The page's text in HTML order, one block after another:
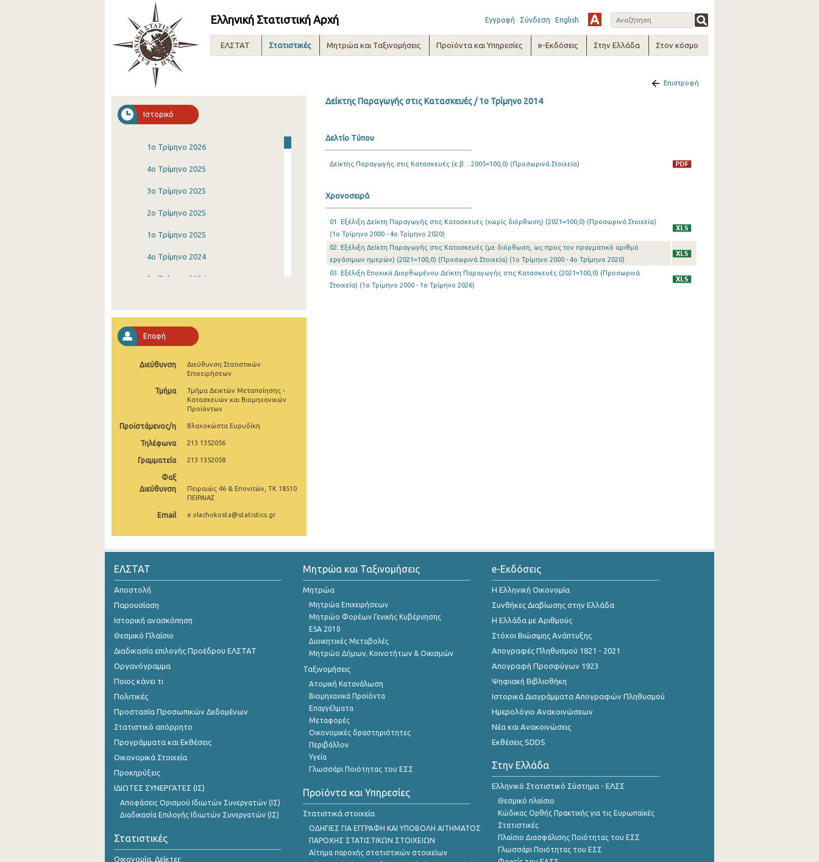
Ελληνική Στατιστική Αρχή Εγγραφή Σύνδεση English
ΕΛΣΤΑΤ Στατιστικές Μητρώα και Ταξινομήσεις Προϊόντα και Υπηρεσίες e-Εκδόσεις Στην Ελλάδα Στον κόσμο
Ιστορικό
1o Τρίμηνο 2026
4o Τρίμηνο 2025
3o Τρίμηνο 2025
2o Τρίμηνο 2025
1o Τρίμηνο 2025
4o Τρίμηνο 2024
3o Τρίμηνο 2024
4o Τρίμηνο 2023
3o Τρίμηνο 2023
2o Τρίμηνο 2023
1o Τρίμηνο 2023
4o Τρίμηνο 2022
2o Τρίμηνο 2022
1o Τρίμηνο 2022
4o Τρίμηνο 2021
2o Τρίμηνο 2021
1o Τρίμηνο 2021
4o Τρίμηνο 2020
2o Τρίμηνο 2020
4o Τρίμηνο 2019
3o Τρίμηνο 2019
2o Τρίμηνο 2019
1o Τρίμηνο 2019
4o Τρίμηνο 2018
3o Τρίμηνο 2018
1o Τρίμηνο 2018
Επαφή
Διεύθυνση
Διεύθυνση Στατιστικών
Επιχειρήσεων
Τμήμα
Τμήμα Δεικτών Μεταποίησης -
Κατασκευών και Βιομηχανικών
Προϊόντων
Προϊστάμενος/η Βλαχοκώστα Ευρυδίκη
Τηλέφωνα 213 1352056
Γραμματεία 213 1352058
Φαξ
Διεύθυνση
Πειραιώς 46 & Επονιτών, ΤΚ 18510
ΠΕΙΡΑΙΑΣ
Email e.vlachokosta@statistics.gr
Επιστροφή
Δείκτης Παραγωγής στις Κατασκευές / 1o Τρίμηνο 2014
Δελτίο Τύπου
Δείκτης Παραγωγής στις Κατασκευές (ε.β. : 2005=100,0) (Προσωρινά Στοιχεία)
Χρονοσειρά
01. Εξέλιξη Δείκτη Παραγωγής στις Κατασκευές (χωρίς διόρθωση) (2021=100,0) (Προσωρινά Στοιχεία)
(1o Τρίμηνο 2000 - 4o Τρίμηνο 2020)
02. Εξέλιξη Δείκτη Παραγωγής στις Κατασκευές (με διόρθωση, ως προς τον πραγματικό αριθμό
εργάσιμων ημερών) (2021=100,0) (Προσωρινά Στοιχεία) (1o Τρίμηνο 2000 - 4o Τρίμηνο 2020)
03. Εξέλιξη Εποχικά Διορθωμένου Δείκτη Παραγωγής στις Κατασκευές (2021=100,0) (Προσωρινά
Στοιχεία) (1o Τρίμηνο 2000 - 1o Τρίμηνο 2026)
ΕΛΣΤΑΤ
Αποστολή
Παρουσίαση
Ιστορική ανασκόπηση
Θεσμικό Πλαίσιο
Διαδικασία επιλογής Προέδρου ΕΛΣΤΑΤ
Οργανόγραμμα
Ποιος κάνει τι
Πολιτικές
Προστασία Προσωπικών Δεδομένων
Στατιστικό απόρρητο
Προγράμματα και Εκθέσεις
Οικονομικά Στοιχεία
Προκηρύξεις
ΙΔΙΩΤΕΣ ΣΥΝΕΡΓΑΤΕΣ (ΙΣ)
Αποφάσεις Ορισμού Ιδιωτών Συνεργατών (ΙΣ)
Διαδικασία Επιλογής Ιδιωτών Συνεργατών (ΙΣ)
Στατιστικές
Οικονομία, Δείκτες
Μητρώα και Ταξινομήσεις
Μητρώα
Μητρώα Επιχειρήσεων
Μητρώο Φορέων Γενικής Κυβέρνησης
ESA 2010
Διοικητικές Μεταβολές
Μητρώο Δήμων, Κοινοτήτων & Οικισμών
Ταξινομήσεις
Ατομική Κατανάλωση
Βιομηχανικά Προϊόντα
Επαγγέλματα
Μεταφορές
Οικονομικές δραστηριότητες
Περιβάλλον
Υγεία
Γλωσσάρι Ποιότητας του ΕΣΣ
Προϊόντα και Υπηρεσίες
Στατιστικά στοιχεία
ΟΔΗΓΙΕΣ ΓΙΑ ΕΓΓΡΑΦΗ ΚΑΙ ΥΠΟΒΟΛΗ ΑΙΤΗΜΑΤΟΣ
ΠΑΡΟΧΗΣ ΣΤΑΤΙΣΤΙΚΩΝ ΣΤΟΙΧΕΙΩΝ
Αίτημα παροχής στατιστικών στοιχείων
e-Εκδόσεις
Η Ελληνική Οικονομία
Συνθήκες Διαβίωσης στην Ελλάδα
Η Ελλάδα με Αριθμούς
Στόχοι Βιώσιμης Ανάπτυξης
Απογραφές Πληθυσμού 1821 - 2021
Απογραφή Προσφύγων 1923
Ψηφιακή Βιβλιοθήκη
Ιστορικά Διαγράμματα Απογραφών Πληθυσμού
Ημερολόγιο Ανακοινώσεων
Νέα και Ανακοινώσεις
Εκθέσεις SDDS
Στην Ελλάδα
Ελληνικό Στατιστικό Σύστημα - ΕΛΣΣ
Θεσμικό πλαίσιο
Κώδικας Ορθής Πρακτικής για τις Ευρωπαϊκές
Στατιστικές
Πλαίσιο Διασφάλισης Ποιότητας του ΕΣΣ
Γλωσσάρι Ποιότητας του ΕΣΣ